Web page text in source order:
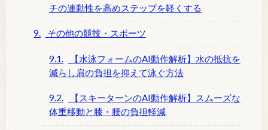
チの連動性を高めステップを軽くする
9. その他の競技・スポーツ
9.1.
【水泳フォームのAI動作解析】水の抵抗を
減らし肩の負担を抑えて泳ぐ方法
9.2.
【スキーターンのAI動作解析】スムーズな
体重移動と膝・腰の負担軽減